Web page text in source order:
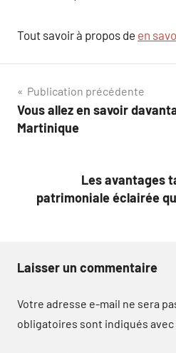
Tout savoir à propos de en
Navigation
de
Publication précédente
Vous allez en savoir
Martinique
Les avantages
patrimoniale éclairée
Laisser un commentaire
Votre adresse e-mail ne sera
obligatoires sont indiqués avec